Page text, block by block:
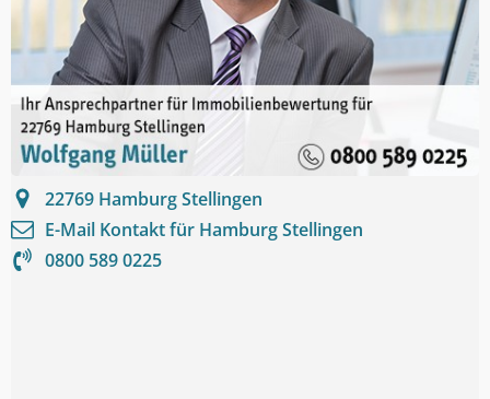
22769 Hamburg Stellingen
E-Mail Kontakt für Hamburg Stellingen
0800 589 0225